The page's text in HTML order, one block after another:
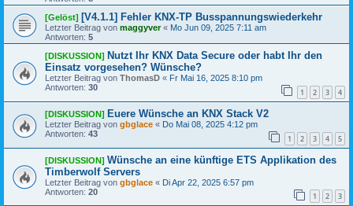
[Gelöst] [V4.1.1] Fehler KNX-TP Busspannungswiederkehr
Letzter Beitrag von maggyver« Mo Jun 09, 2025 7:11 am
Antworten: 5
[DISKUSSION] Nutzt Ihr KNX Data Secure oder habt Ihr den
Einsatz vorgesehen? Wünsche?
Letzter Beitrag von ThomasD « Fr Mai 16, 2025 8:10 pm
Antworten: 30 1 2 3 4
[DISKUSSION] Euere Wünsche an KNX Stack V2
Letzter Beitrag von gbglace « Do Mai 08, 2025 4:12 pm
Antworten: 43 1 2 3 4 5
[DISKUSSION] Wünsche an eine künftige ETS Applikation des
Timberwolf Servers
Letzter Beitrag von gbglace « Di Apr 22, 2025 6:57 pm
Antworten: 20 1 2 3